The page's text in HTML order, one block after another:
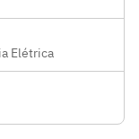
Elétrica